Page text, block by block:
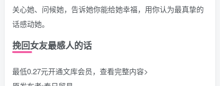
关心她、问候她，告诉她你能给她幸福，用你认为最真挚的
话感动她。
挽回女友最感人的话
最低0.27元开通文库会员，查看完整内容>